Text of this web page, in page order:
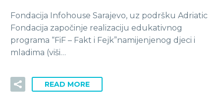
Fondacija Infohouse Sarajevo, uz podršku Adriatic
Fondacija započinje realizaciju edukativnog
programa “FiF – Fakt i Fejk”namijenjenog djeci i
mladima (viši…
READ MORE